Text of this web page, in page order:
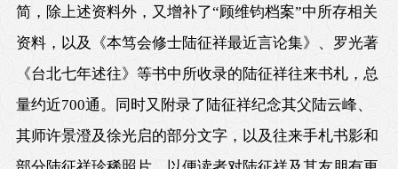
简，除上述资料外，又增补了“顾维钧档案”中所存相关
资料，以及《本笃会修士陆征祥最近言论集》、罗光著
《台北七年述往》等书中所收录的陆征祥往来书札，总
量约近700通。同时又附录了陆征祥纪念其父陆云峰、
其师许景澄及徐光启的部分文字，以及往来手札书影和